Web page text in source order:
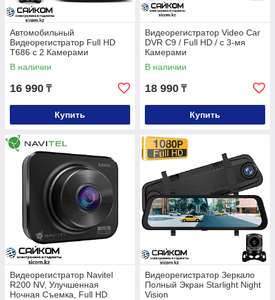
Автомобильный
Видеорегистратор Full HD
T686 с 2 Камерами
В наличии
16 990 ₸
Купить
Видеорегистратор Video Car
DVR С9 / Full HD / c 3-мя
Кaмepaми
В наличии
18 990 ₸
Купить
Видеорегистратор Navitel
R200 NV, Улучшенная
Ночная Съемка, Full HD
Видеорегистратор Зеркало
Полный Экран Starlight Night
Vision